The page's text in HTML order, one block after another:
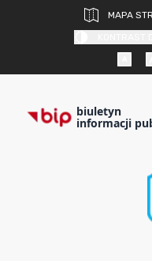
MAPA
biuletyn
informacji